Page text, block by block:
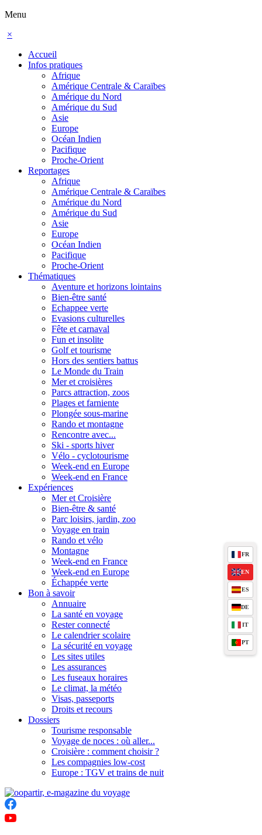
Menu
×
Accueil
Infos pratiques
Afrique
Amérique Centrale & Caraïbes
Amérique du Nord
Amérique du Sud
Asie
Europe
Océan Indien
Pacifique
Proche-Orient
Reportages
Afrique
Amérique Centrale & Caraïbes
Amérique du Nord
Amérique du Sud
Asie
Europe
Océan Indien
Pacifique
Proche-Orient
Thématiques
Aventure et horizons lointains
Bien-être santé
Echappee verte
Evasions culturelles
Fête et carnaval
Fun et insolite
Golf et tourisme
Hors des sentiers battus
Le Monde du Train
Mer et croisières
Parcs attraction, zoos
Plages et farniente
Plongée sous-marine
Rando et montagne
Rencontre avec...
Ski - sports hiver
Vélo - cyclotourisme
Week-end en Europe
Week-end en France
Expériences
Mer et Croisière
Bien-être & santé
Parc loisirs, jardin, zoo
Voyage en train
Rando et vélo
Montagne
Week-end en France
Week-end en Europe
Échappée verte
Bon à savoir
Annuaire
La santé en voyage
Rester connecté
Le calendrier scolaire
La sécurité en voyage
Les sites utiles
Les assurances
Les fuseaux horaires
Le climat, la météo
Visas, passeports
Droits et recours
Dossiers
Tourisme responsable
Voyage de noces : où aller...
Croisière : comment choisir ?
Les compagnies low-cost
Europe : TGV et trains de nuit
FR
EN
ES
DE
IT
PT